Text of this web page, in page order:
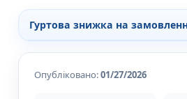
На День
Книги для дорослих
Сучасна українська
Гуртова знижка на
Опубліковано:01/27/2026